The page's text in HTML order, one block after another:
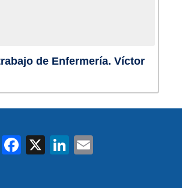
de Enfermería. Víctor
Fa
X
Li